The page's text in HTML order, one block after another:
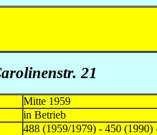
21
Mitte 1959
in Betrieb
488 (1959/1979) - 450